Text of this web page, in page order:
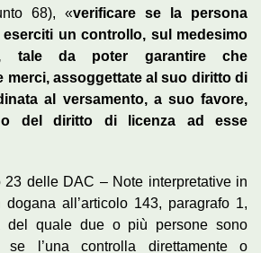
68), «verificare se la persona
eserciti un controllo, sul medesimo
tale da poter garantire che
merci, assoggettate al suo diritto di
al versamento, a suo favore,
o del diritto di licenza ad esse
23 delle DAC – Note interpretative in
all’articolo 143, paragrafo 1,
del quale due o più persone sono
se l’una controlla direttamente o